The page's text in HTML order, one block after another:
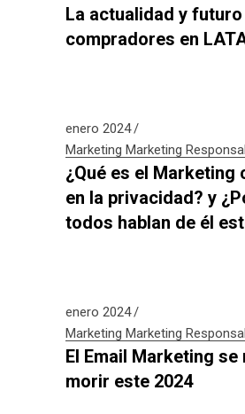
La actualidad y
compradores en
enero 2024
Marketing Marketing
¿Qué es el Marketing
en la privacidad? y
todos hablan de él
enero 2024
Marketing Marketing
El Email Marketing se
morir este 2024